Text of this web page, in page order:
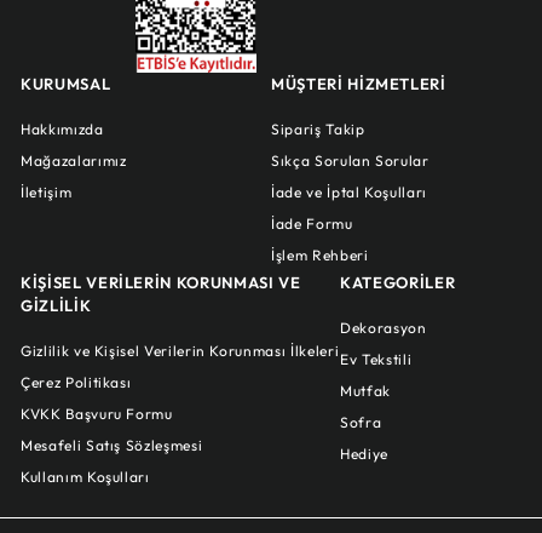
KURUMSAL
Hakkımızda
Mağazalarımız
İletişim
MÜŞTERİ HİZMETLERİ
Sipariş Takip
Sıkça Sorulan Sorular
İade ve İptal Koşulları
İade Formu
İşlem Rehberi
KİŞİSEL VERİLERİN KORUNMASI VE
GİZLİLİK
Gizlilik ve Kişisel Verilerin Korunması İlkeleri
Çerez Politikası
KVKK Başvuru Formu
Mesafeli Satış Sözleşmesi
Kullanım Koşulları
KATEGORİLER
Dekorasyon
Ev Tekstili
Mutfak
Sofra
Hediye